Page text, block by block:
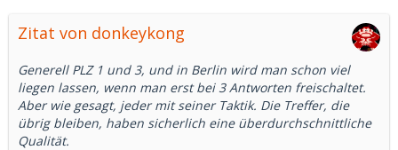
Zitat von donkeykong
Generell PLZ 1 und 3, und in Berlin wird man schon viel
liegen lassen, wenn man erst bei 3 Antworten freischaltet.
Aber wie gesagt, jeder mit seiner Taktik. Die Treffer, die
übrig bleiben, haben sicherlich eine überdurchschnittliche
Qualität.